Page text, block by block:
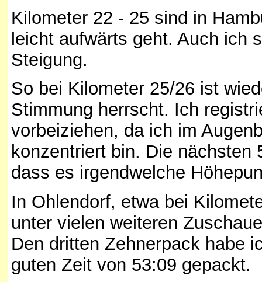
Kilometer 22 - 25 sind in
leicht aufwärts geht. Auch ich
Steigung.
So bei Kilometer 25/26 ist
Stimmung herrscht. Ich
vorbeiziehen, da ich im
konzentriert bin. Die
dass es irgendwelche
In Ohlendorf, etwa bei
unter vielen weiteren
Den dritten Zehnerpack habe
guten Zeit von 53:09 gepackt.